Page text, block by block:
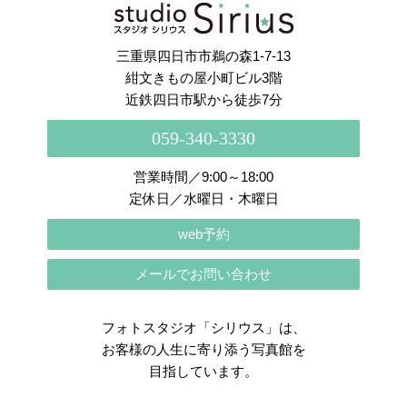
三重県四日市市鵜の森1-7-13
紺文きもの屋小町ビル3階
近鉄四日市駅から徒歩7分
059-340-3330
営業時間／9:00～18:00
定休日／水曜日・木曜日
web予約
メールでお問い合わせ
フォトスタジオ「シリウス」は、
お客様の人生に寄り添う写真館を
目指しています。